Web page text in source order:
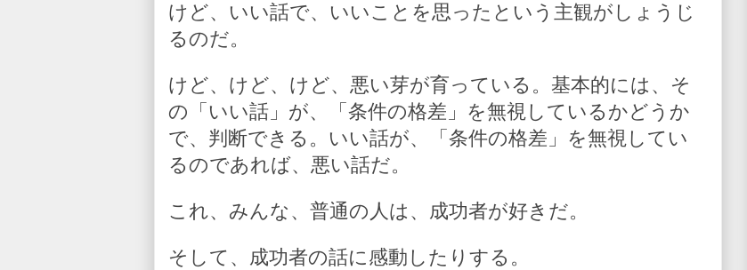
けど、いい話で、いいことを思ったという主観がしょうじ
るのだ。
けど、けど、けど、悪い芽が育っている。基本的には、そ
の「いい話」が、「条件の格差」を無視しているかどうか
で、判断できる。いい話が、「条件の格差」を無視してい
るのであれば、悪い話だ。
これ、みんな、普通の人は、成功者が好きだ。
そして、成功者の話に感動したりする。